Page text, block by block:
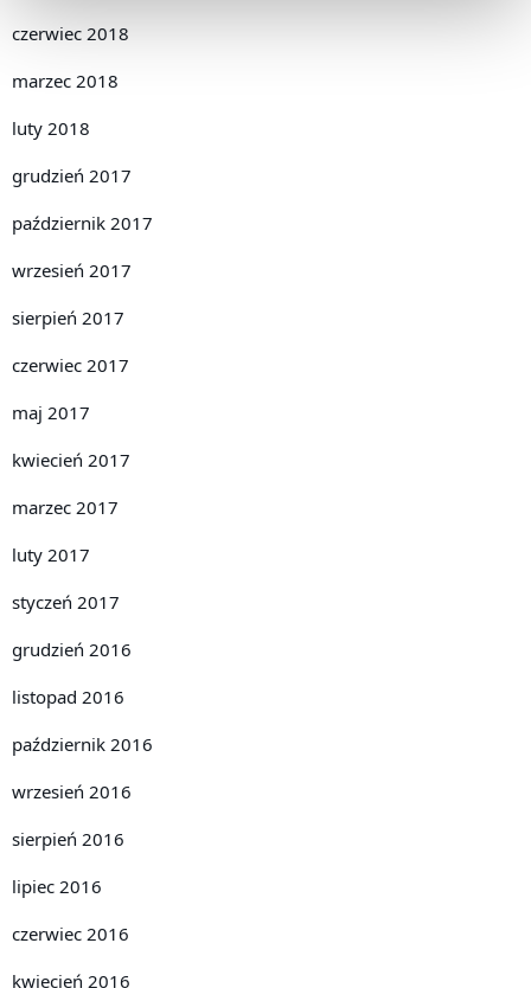
czerwiec 2018
marzec 2018
luty 2018
grudzień 2017
październik 2017
wrzesień 2017
sierpień 2017
czerwiec 2017
maj 2017
kwiecień 2017
marzec 2017
luty 2017
styczeń 2017
grudzień 2016
listopad 2016
październik 2016
wrzesień 2016
sierpień 2016
lipiec 2016
czerwiec 2016
kwiecień 2016